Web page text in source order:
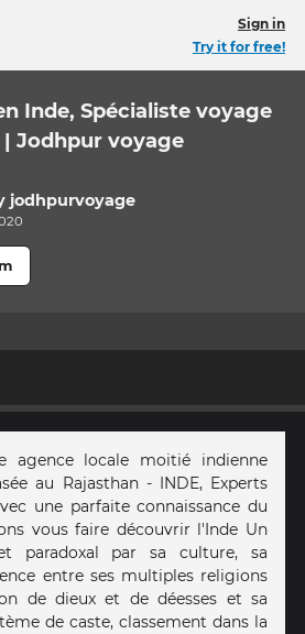
Sign in
Try it for free!
Inde, Spécialiste voyage
Jodhpur voyage
jodhpurvoyage
agence locale moitié indienne
au Rajasthan - INDE, Experts
une parfaite connaissance du
vous faire découvrir l'Inde Un
paradoxal par sa culture, sa
entre ses multiples religions
de dieux et de déesses et sa
de caste, classement dans la